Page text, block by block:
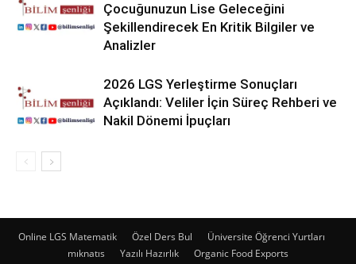
Çocuğunuzun Lise Geleceğini
Şekillendirecek En Kritik Bilgiler ve
Analizler
2026 LGS Yerleştirme Sonuçları
Açıklandı: Veliler İçin Süreç Rehberi ve
Nakil Dönemi İpuçları
Online LGS Matematik Özel Ders Bul
Üniversite Öğrenci Yurtları
mıknatıs
Yazılı Hazırlık Organic Food Exports